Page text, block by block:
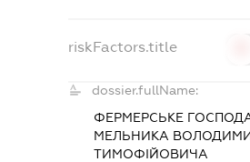
riskFactors.title
dossier.fullName:
ФЕРМЕРСЬКЕ
МЕЛЬНИКА
ТИМОФІЙОВИЧА